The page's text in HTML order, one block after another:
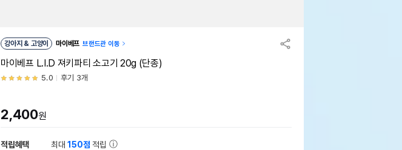
강아지 & 고양이 마이베프 브랜드관 이동
마이베프 L.I.D 져키파티 소고기 20g (단종)
5.0 후기 3개
2,400원
적립혜택 최대150점 적립